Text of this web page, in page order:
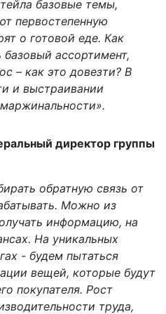
базовые темы,
первостепенную
о готовой еде. Как
ассортимент,
– как это довезти? В
и выстраивании
директор группы
обратную связь от
Можно из
информацию, на
На уникальных
- будем пытаться
вещей, которые будут
покупателя. Рост
труда,